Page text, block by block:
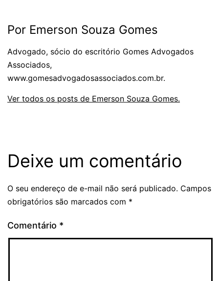
Por Emerson Souza Gomes
Advogado, sócio do escritório Gomes Advogados
Associados,
www.gomesadvogadosassociados.com.br.
Ver todos os posts de Emerson Souza Gomes.
Deixe um comentário
O seu endereço de e-mail não será publicado. Campos
obrigatórios são marcados com *
Comentário *